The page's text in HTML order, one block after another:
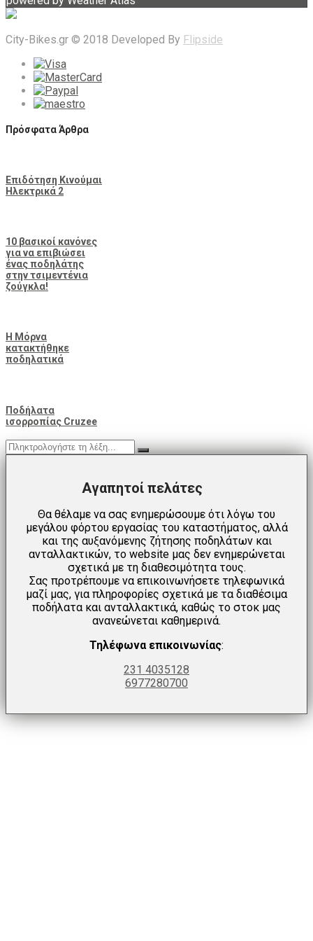
City-Bikes.gr © 2018 Developed By Flipside
Πρόσφατα Άρθρα
Επιδότηση Κινούμαι
Ηλεκτρικά 2
10 βασικοί κανόνες
για να επιβιώσει
ένας ποδηλάτης
στην τσιμεντένια
ζούγκλα!
Η Μόρνα
κατακτήθηκε
ποδηλατικά
Ποδήλατα
ισορροπίας Cruzee
Αγαπητοί πελάτες
Θα θέλαμε να σας ενημερώσουμε ότι λόγω του
μεγάλου φόρτου εργασίας του καταστήματος, αλλά
και της αυξανόμενης ζήτησης ποδηλάτων και
ανταλλακτικών, το website μας δεν ενημερώνεται
σχετικά με τη διαθεσιμότητα τους.
Σας προτρέπουμε να επικοινωνήσετε τηλεφωνικά
μαζί μας, για πληροφορίες σχετικά με τα διαθέσιμα
ποδήλατα και ανταλλακτικά, καθώς το στοκ μας
ανανεώνεται καθημερινά.
Τηλέφωνα επικοινωνίας:
231 4035128
6977280700